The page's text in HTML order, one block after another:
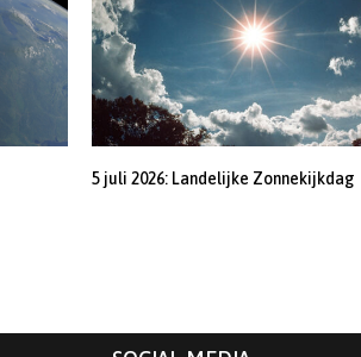
5 juli 2026: Landelijke Zonnekijkdag